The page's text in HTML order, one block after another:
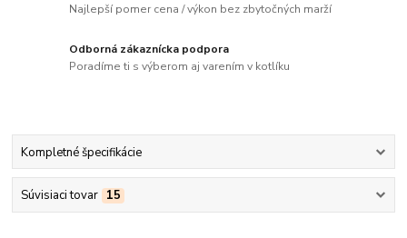
Najlepší pomer cena / výkon bez zbytočných marží
Odborná zákaznícka podpora
Poradíme ti s výberom aj varením v kotlíku
Kompletné špecifikácie
Súvisiaci tovar 15